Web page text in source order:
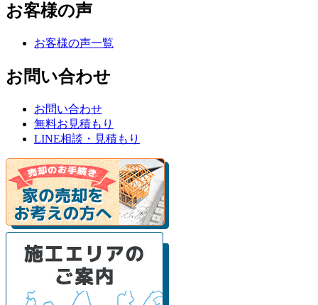
お客様の声
お客様の声一覧
お問い合わせ
お問い合わせ
無料お見積もり
LINE相談・見積もり